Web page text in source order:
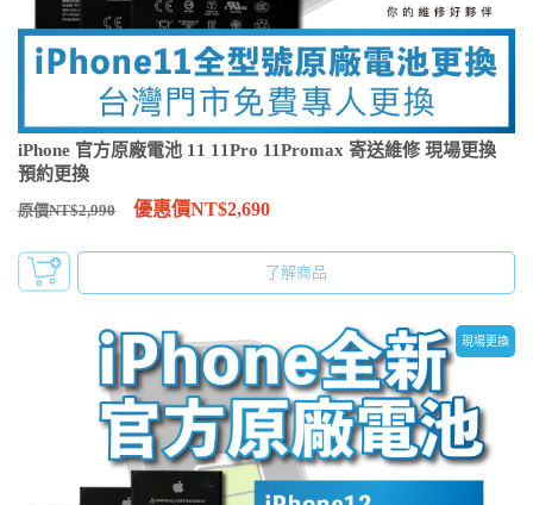
iPhone 官方原廠電池 11 11Pro 11Promax 寄送維修 現場更換
預約更換
原價NT$2,990 優惠價NT$2,690
了解商品
現場更換